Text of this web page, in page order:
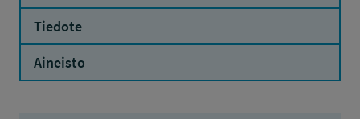
Tiedote
Aineisto